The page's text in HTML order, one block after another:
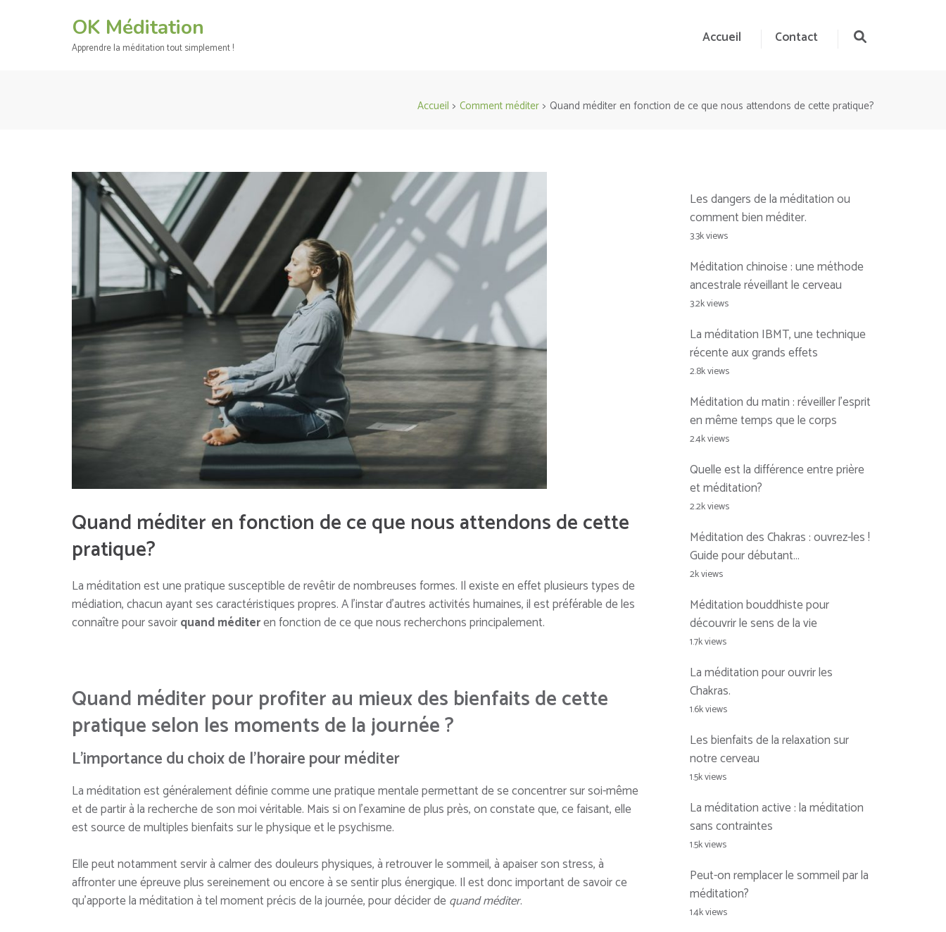
OK Méditation
Apprendre la méditation tout simplement !
Accueil Contact
Accueil > Comment méditer > Quand méditer en fonction de ce que nous attendons de cette pratique?
Quand méditer en fonction de ce que nous attendons de cette
pratique?
La méditation est une pratique susceptible de revêtir de nombreuses formes. Il existe en effet plusieurs types de
médiation, chacun ayant ses caractéristiques propres. A l’instar d’autres activités humaines, il est préférable de les
connaître pour savoirquand méditeren fonction de ce que nousrecherchons principalement.
Quand méditer pour profiter au mieux des bienfaits de cette
pratique selon les moments de la journée ?
L’importance du choix de l’horaire pour méditer
La méditation est généralement définie comme une pratique mentale permettant de se concentrer sur soi-même
et de partir à la recherche de son moi véritable. Mais si on l’examine de plus près, on constate que, ce faisant, elle
est source de multiples bienfaits sur le physique et le psychisme.
Elle peut notamment servir à calmer des douleurs physiques, à retrouver le sommeil, à apaiser son stress, à
affronter une épreuve plus sereinement ou encore à se sentir plus énergique. Il est donc important de savoir ce
qu’apporte la méditation à tel moment précis de la journée, pour décider dequand méditer.
Les dangers de la méditation ou
comment bien méditer.
3.3k views
Méditation chinoise : une méthode
ancestrale réveillant le cerveau
3.2k views
La méditation IBMT, une technique
récente aux grands effets
2.8k views
Méditation du matin : réveiller l’esprit
en même temps que le corps
2.4k views
Quelle est la différence entre prière
et méditation?
2.2k views
Méditation des Chakras : ouvrez-les !
Guide pour débutant…
2k views
Méditation bouddhiste pour
découvrir le sens de la vie
1.7k views
La méditation pour ouvrir les
Chakras.
1.6k views
Les bienfaits de la relaxation sur
notre cerveau
1.5k views
La méditation active : la méditation
sans contraintes
1.5k views
Peut-on remplacer le sommeil par la
méditation?
1.4k views